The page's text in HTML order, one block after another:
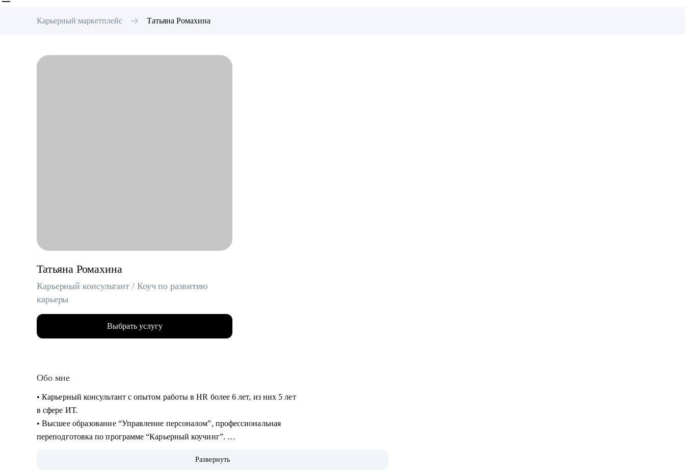
Карьерный маркетплейс Татьяна Ромахина
Татьяна Ромахина
Карьерный консультант / Коуч по развитию
карьеры
Выбрать услугу
Обо мне
• Карьерный консультант с опытом работы в HR более 6 лет, из них 5 лет
в сфере ИТ.
• Высшее образование “Управление персоналом”, профессиональная
переподготовка по программе “Карьерный коучинг”.
Развернуть